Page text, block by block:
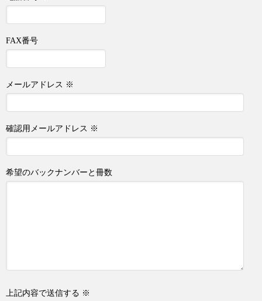
FAX番号
メールアドレス ※
確認用メールアドレス ※
希望のバックナンバーと冊数
上記内容で送信する ※